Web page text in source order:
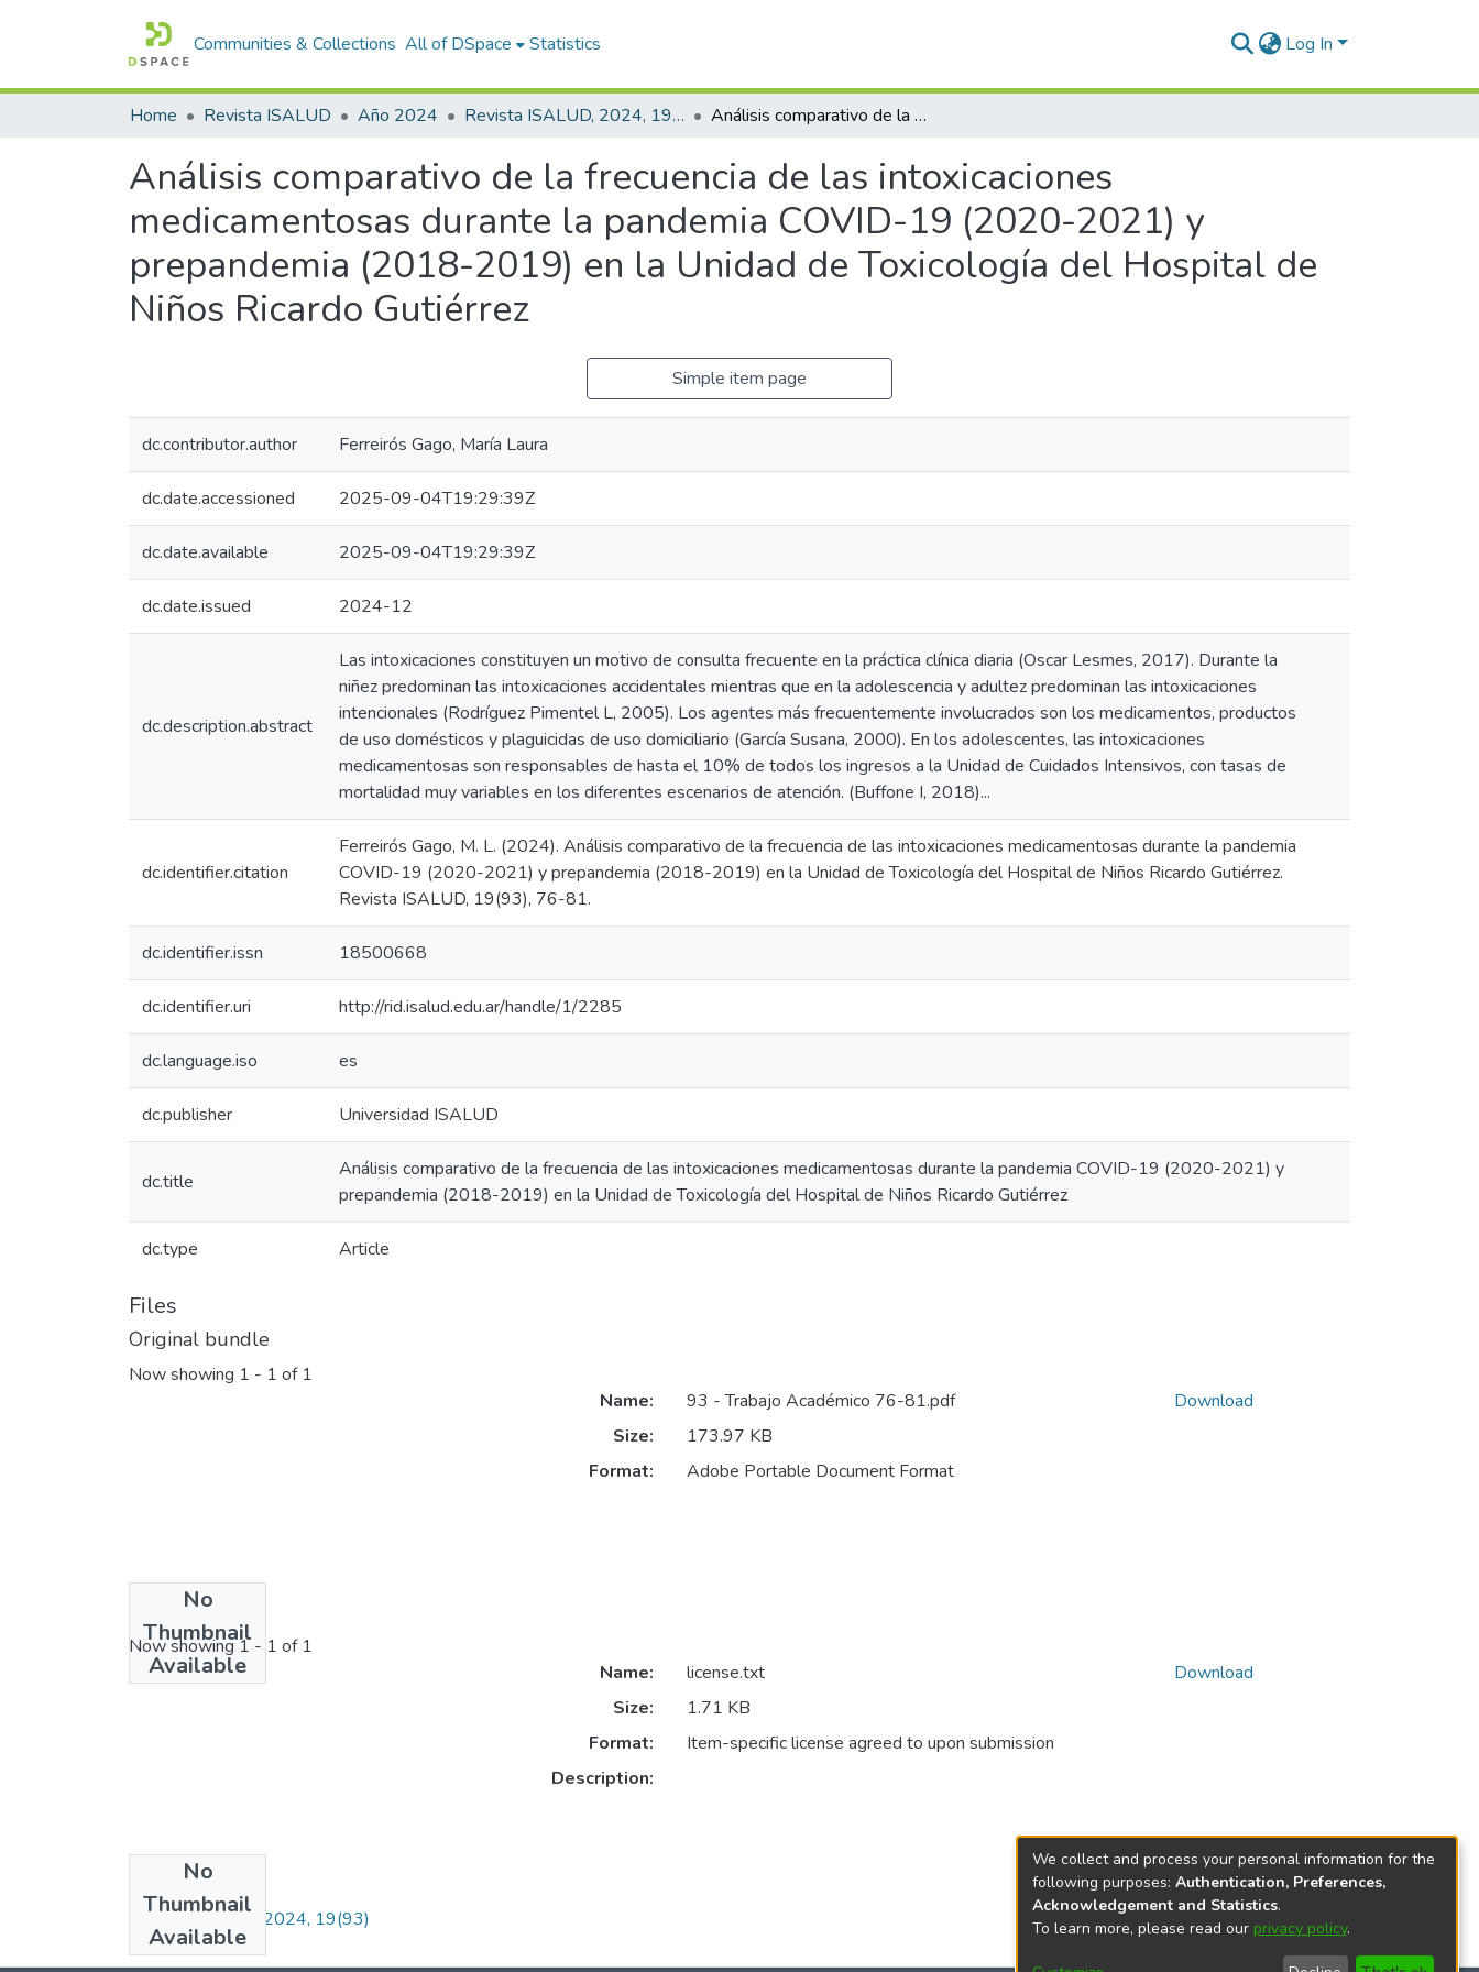
Communities & Collections All of DSpace Statistics Log In
Home Revista ISALUD Año 2024 Revista ISALUD, 2024, 19(93) Análisis comparativo de la frecuencia de las intoxicaciones medicamentosas durante la pandemia COVID-19 (2020-2021) y prepandemia (2018-2019) en la Unidad de Toxicología del Hospital de Niños Ricardo Gutiérrez
Análisis comparativo de la frecuencia de las intoxicaciones
medicamentosas durante la pandemia COVID-19 (2020-2021) y
prepandemia (2018-2019) en la Unidad de Toxicología del Hospital de
Niños Ricardo Gutiérrez
Simple item page
dc.contributor.author Ferreirós Gago, María Laura
dc.date.accessioned 2025-09-04T19:29:39Z
dc.date.available 2025-09-04T19:29:39Z
dc.date.issued 2024-12
dc.description.abstract
Las intoxicaciones constituyen un motivo de consulta frecuente en la práctica clínica diaria (Oscar Lesmes, 2017). Durante la
niñez predominan las intoxicaciones accidentales mientras que en la adolescencia y adultez predominan las intoxicaciones
intencionales (Rodríguez Pimentel L, 2005). Los agentes más frecuentemente involucrados son los medicamentos, productos
de uso domésticos y plaguicidas de uso domiciliario (García Susana, 2000). En los adolescentes, las intoxicaciones
medicamentosas son responsables de hasta el 10% de todos los ingresos a la Unidad de Cuidados Intensivos, con tasas de
mortalidad muy variables en los diferentes escenarios de atención. (Buffone I, 2018)...
dc.identifier.citation
Ferreirós Gago, M. L. (2024). Análisis comparativo de la frecuencia de las intoxicaciones medicamentosas durante la pandemia
COVID-19 (2020-2021) y prepandemia (2018-2019) en la Unidad de Toxicología del Hospital de Niños Ricardo Gutiérrez.
Revista ISALUD, 19(93), 76-81.
dc.identifier.issn 18500668
dc.identifier.uri http://rid.isalud.edu.ar/handle/1/2285
dc.language.iso es
dc.publisher Universidad ISALUD
dc.title
Análisis comparativo de la frecuencia de las intoxicaciones medicamentosas durante la pandemia COVID-19 (2020-2021) y
prepandemia (2018-2019) en la Unidad de Toxicología del Hospital de Niños Ricardo Gutiérrez
dc.type Article
Files
Original bundle
Now showing 1 - 1 of 1
No
Thumbnail
Available
Name:
93 - Trabajo Académico 76-81.pdf
Size:
173.97 KB
Format:
Adobe Portable Document Format
Download
License bundle
Now showing1 - 1 of 1
No
Thumbnail
Available
Name:
license.txt
Size:
1.71 KB
Format:
Item-specific license agreed to upon submission
Description:
Download
Collections
Revista ISALUD, 2024, 19(93)
We collect and process your personal information for the
following purposes: Authentication, Preferences,
Acknowledgement and Statistics.
To learn more, please read our privacy policy.